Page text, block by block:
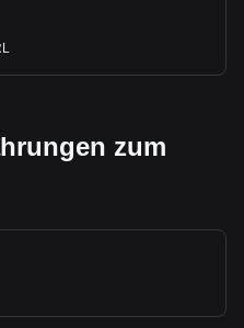
zum